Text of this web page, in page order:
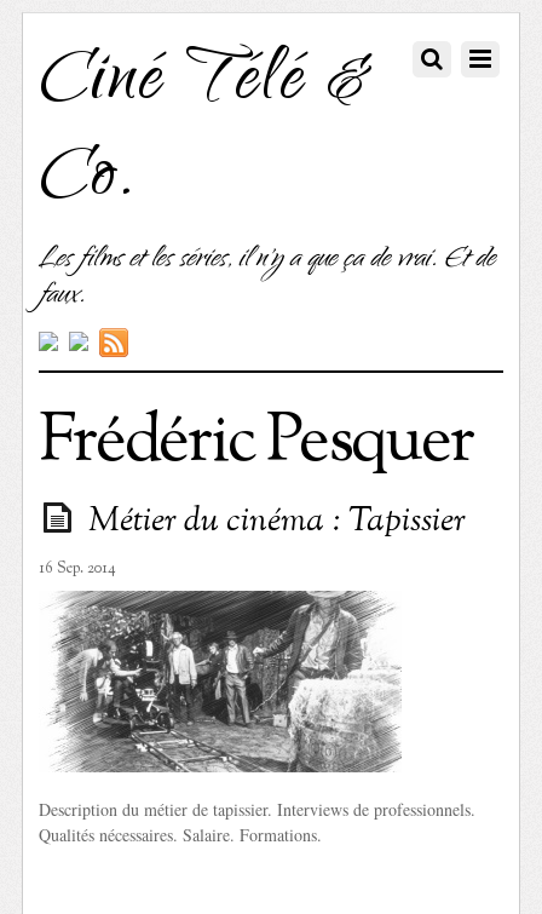
Ciné Télé &
Co.
Les films et les séries, il n'y a que ça de vrai. Et de
faux.
Frédéric Pesquer
Métier du cinéma : Tapissier
16 Sep. 2014
Description du métier de tapissier. Interviews de professionnels.
Qualités nécessaires. Salaire. Formations.